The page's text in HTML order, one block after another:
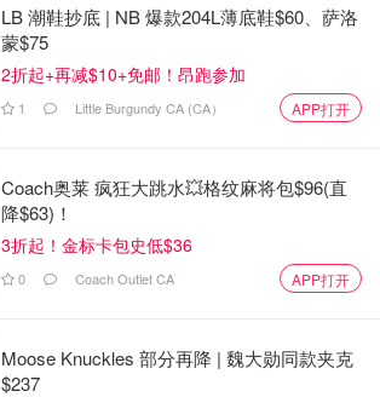
LB 潮鞋抄底 | NB 爆款204L薄底鞋$60、萨洛
蒙$75
2折起+再减$10+免邮！昂跑参加
1 Little Burgundy CA (CA） APP打开
Coach奥莱 疯狂大跳水💥格纹麻将包$96(直
降$63)！
3折起！金标卡包史低$36
0 Coach Outlet CA APP打开
Moose Knuckles 部分再降 | 魏大勋同款夹克
$237